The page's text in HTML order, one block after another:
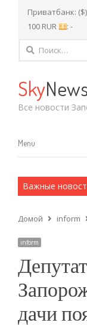
Приватбанк: ($)
100 RUR
: -
Найти:
Sky
Все новости
Menu
Menu
Важныеметоды.
Домой inform
inform
дачи